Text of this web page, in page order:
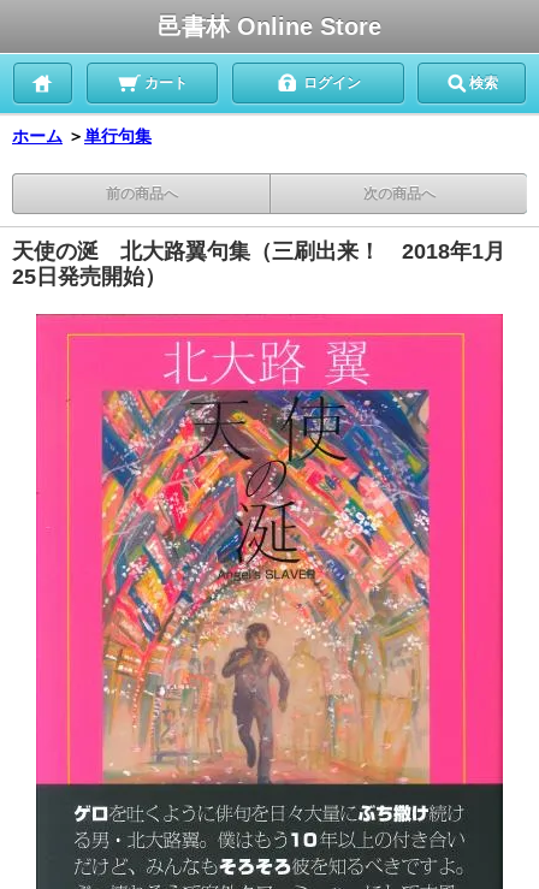
邑書林 Online Store
カート ログイン 検索
ホーム ＞単行句集
前の商品へ 次の商品へ
天使の涎 北大路翼句集（三刷出来！ 2018年1月
25日発売開始）